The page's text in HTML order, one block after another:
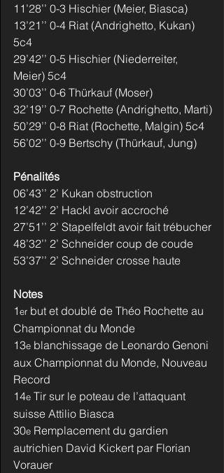
11’28’’ 0-3 Hischier (Meier, Biasca)
13’21’’ 0-4 Riat (Andrighetto, Kukan)
5c4
29’42’’ 0-5 Hischier (Niederreiter,
Meier) 5c4
30’03’’ 0-6 Thürkauf (Moser)
32’19’’ 0-7 Rochette (Andrighetto, Marti)
50’29’’ 0-8 Riat (Rochette, Malgin) 5c4
56’02’’ 0-9 Bertschy (Thürkauf, Jung)
Pénalités
06’43’’ 2’ Kukan obstruction
12’42’’ 2’ Hackl avoir accroché
27’51’’ 2’ Stapelfeldt avoir fait trébucher
48’32’’ 2’ Schneider coup de coude
53’37’’ 2’ Schneider crosse haute
Notes
1er but et doublé de Théo Rochette au
Championnat du Monde
13e blanchissage de Leonardo Genoni
aux Championnat du Monde, Nouveau
Record
14e Tir sur le poteau de l’attaquant
suisse Attilio Biasca
30e Remplacement du gardien
autrichien David Kickert par Florian
Vorauer